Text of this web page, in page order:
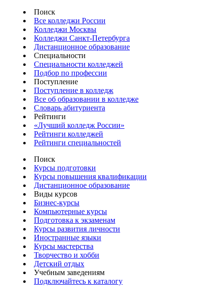
Поиск
Все колледжи России
Колледжи Москвы
Колледжи Санкт-Петербурга
Дистанционное образование
Специальности
Специальности колледжей
Подбор по профессии
Поступление
Поступление в колледж
Все об образовании в колледже
Словарь абитуриента
Рейтинги
«Лучший колледж России»
Рейтинги колледжей
Рейтинги специальностей
Поиск
Курсы подготовки
Курсы повышения квалификации
Дистанционное образование
Виды курсов
Бизнес-курсы
Компьютерные курсы
Подготовка к экзаменам
Курсы развития личности
Иностранные языки
Курсы мастерства
Творчество и хобби
Детский отдых
Учебным заведениям
Подключайтесь к каталогу